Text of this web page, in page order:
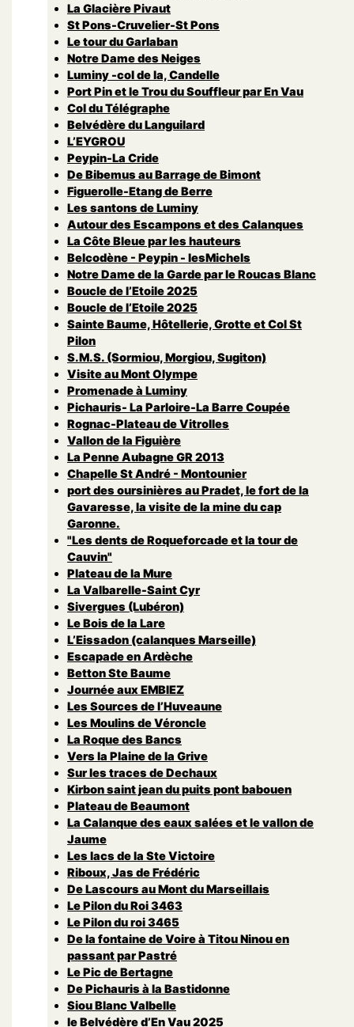
La Glacière Pivaut
St Pons-Cruvelier-St Pons
Le tour du Garlaban
Notre Dame des Neiges
Luminy -col de la, Candelle
Port Pin et le Trou du Souffleur par En Vau
Col du Télégraphe
Belvédère du Languilard
L’EYGROU
Peypin-La Cride
De Bibemus au Barrage de Bimont
Figuerolle-Etang de Berre
Les santons de Luminy
Autour des Escampons et des Calanques
La Côte Bleue par les hauteurs
Belcodène - Peypin - lesMichels
Notre Dame de la Garde par le Roucas Blanc
Boucle de l’Etoile 2025
Boucle de l’Etoile 2025
Sainte Baume, Hôtellerie, Grotte et Col St
Pilon
S.M.S. (Sormiou, Morgiou, Sugiton)
Visite au Mont Olympe
Promenade à Luminy
Pichauris- La Parloire-La Barre Coupée
Rognac-Plateau de Vitrolles
Vallon de la Figuière
La Penne Aubagne GR 2013
Chapelle St André - Montounier
port des oursinières au Pradet, le fort de la
Gavaresse, la visite de la mine du cap
Garonne.
"Les dents de Roqueforcade et la tour de
Cauvin"
Plateau de la Mure
La Valbarelle-Saint Cyr
Sivergues (Lubéron)
Le Bois de la Lare
L’Eissadon (calanques Marseille)
Escapade en Ardèche
Betton Ste Baume
Journée aux EMBIEZ
Les Sources de l’Huveaune
Les Moulins de Véroncle
La Roque des Bancs
Vers la Plaine de la Grive
Sur les traces de Dechaux
Kirbon saint jean du puits pont babouen
Plateau de Beaumont
La Calanque des eaux salées et le vallon de
Jaume
Les lacs de la Ste Victoire
Riboux, Jas de Frédéric
De Lascours au Mont du Marseillais
Le Pilon du Roi 3463
Le Pilon du roi 3465
De la fontaine de Voire à Titou Ninou en
passant par Pastré
Le Pic de Bertagne
De Pichauris à la Bastidonne
Siou Blanc Valbelle
le Belvédère d’En Vau 2025